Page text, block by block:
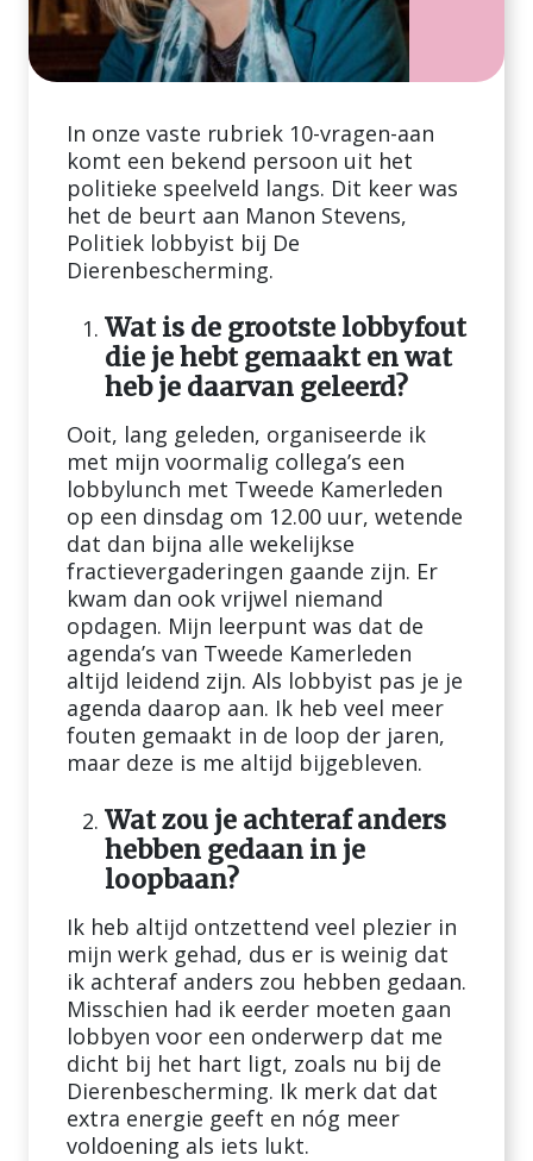
In onze vaste rubriek 10-vragen-aan
komt een bekend persoon uit het
politieke speelveld langs. Dit keer was
het de beurt aan Manon Stevens,
Politiek lobbyist bij De
Dierenbescherming.
Wat is de grootste lobbyfout
die je hebt gemaakt en wat
heb je daarvan geleerd?
Ooit, lang geleden, organiseerde ik
met mijn voormalig collega’s een
lobbylunch met Tweede Kamerleden
op een dinsdag om 12.00 uur, wetende
dat dan bijna alle wekelijkse
fractievergaderingen gaande zijn. Er
kwam dan ook vrijwel niemand
opdagen. Mijn leerpunt was dat de
agenda’s van Tweede Kamerleden
altijd leidend zijn. Als lobbyist pas je je
agenda daarop aan. Ik heb veel meer
fouten gemaakt in de loop der jaren,
maar deze is me altijd bijgebleven.
Wat zou je achteraf anders
hebben gedaan in je
loopbaan?
Ik heb altijd ontzettend veel plezier in
mijn werk gehad, dus er is weinig dat
ik achteraf anders zou hebben gedaan.
Misschien had ik eerder moeten gaan
lobbyen voor een onderwerp dat me
dicht bij het hart ligt, zoals nu bij de
Dierenbescherming. Ik merk dat dat
extra energie geeft en nóg meer
voldoening als iets lukt.